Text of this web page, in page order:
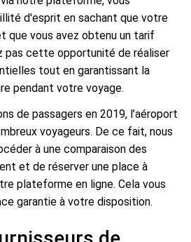
d'esprit en sachant que votre
que vous avez obtenu un tarif
pas cette opportunité de réaliser
tout en garantissant la
pendant votre voyage.
de passagers en 2019, l’aéroport
voyageurs. De ce fait, nous
à une comparaison des
et de réserver une place à
plateforme en ligne. Cela vous
garantie à votre disposition.